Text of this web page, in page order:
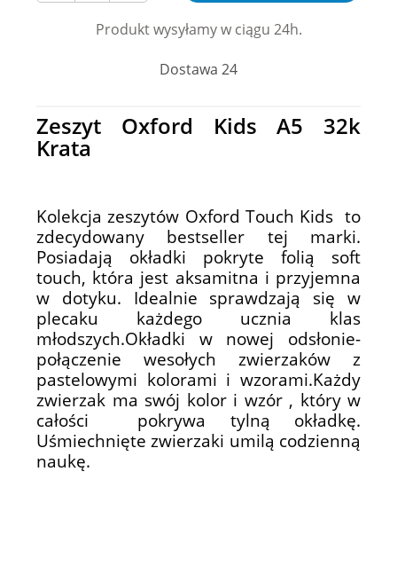
Produkt wysyłamy w ciągu 24h.
Dostawa 24
Zeszyt Oxford Kids A5 32k
Krata
Kolekcja zeszytów Oxford Touch Kids to
zdecydowany bestseller tej marki.
Posiadają okładki pokryte folią soft
touch, która jest aksamitna i przyjemna
w dotyku. Idealnie sprawdzają się w
plecaku każdego ucznia klas
młodszych.Okładki w nowej odsłonie-
połączenie wesołych zwierzaków z
pastelowymi kolorami i wzorami.Każdy
zwierzak ma swój kolor i wzór , który w
całości pokrywa tylną okładkę.
Uśmiechnięte zwierzaki umilą codzienną
naukę.